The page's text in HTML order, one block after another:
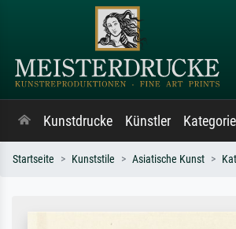
Kunstdrucke Künstler
Startseite Kunststile Asiatische Kunst